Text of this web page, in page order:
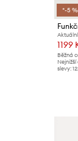
*-5
1199
Běžná
slevy: